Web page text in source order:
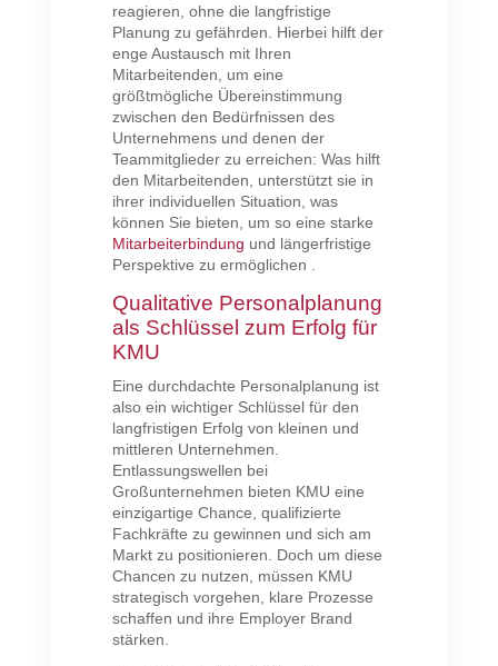
reagieren, ohne die langfristige
Planung zu gefährden. Hierbei hilft der
enge Austausch mit Ihren
Mitarbeitenden, um eine
größtmögliche Übereinstimmung
zwischen den Bedürfnissen des
Unternehmens und denen der
Teammitglieder zu erreichen: Was hilft
den Mitarbeitenden, unterstützt sie in
ihrer individuellen Situation, was
können Sie bieten, um so eine starke
Mitarbeiterbindung und längerfristige
Perspektive zu ermöglichen .
Qualitative Personalplanung
als Schlüssel zum Erfolg für
KMU
Eine durchdachte Personalplanung ist
also ein wichtiger Schlüssel für den
langfristigen Erfolg von kleinen und
mittleren Unternehmen.
Entlassungswellen bei
Großunternehmen bieten KMU eine
einzigartige Chance, qualifizierte
Fachkräfte zu gewinnen und sich am
Markt zu positionieren. Doch um diese
Chancen zu nutzen, müssen KMU
strategisch vorgehen, klare Prozesse
schaffen und ihre Employer Brand
stärken.